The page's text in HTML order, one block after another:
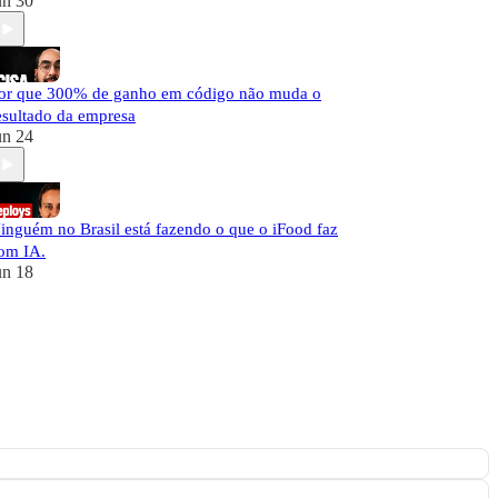
que 300% de ganho em código não muda o
da empresa
24
no Brasil está fazendo o que o iFood faz
IA.
18